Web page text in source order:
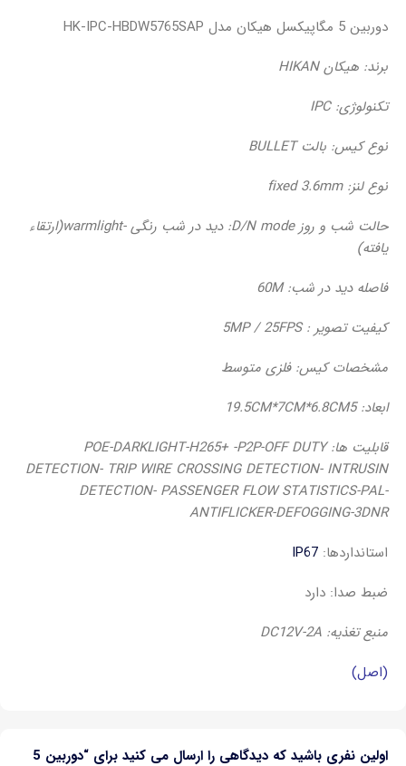
دوربین 5 مگاپیکسل هیکان مدل HK-IPC-HBDW5765SAP
برند: هیکان HIKAN
تکنولوژی: IPC
نوع کیس: بالت BULLET
نوع لنز: fixed 3.6mm
حالت شب و روز D/N mode: دید در شب رنگی -warmlight(ارتقاء
یافته)
فاصله دید در شب: 60M
کیفیت تصویر : 5MP / 25FPS
مشخصات کیس: فلزی متوسط
ابعاد: 19.5CM*7CM*6.8CM5
قابلیت ها: POE-DARKLIGHT-H265+ -P2P-OFF DUTY
DETECTION- TRIP WIRE CROSSING DETECTION- INTRUSIN
DETECTION- PASSENGER FLOW STATISTICS-PAL-
ANTIFLICKER-DEFOGGING-3DNR
استانداردها: IP67
ضبط صدا: دارد
منبع تغذیه: DC12V-2A
(اصل)
اولین نفری باشید که دیدگاهی را ارسال می کنید برای “دوربین 5